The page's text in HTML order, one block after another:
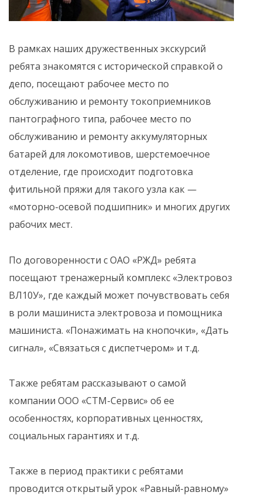
В рамках наших дружественных экскурсий
ребята знакомятся с исторической справкой о
депо, посещают рабочее место по
обслуживанию и ремонту токоприемников
пантографного типа, рабочее место по
обслуживанию и ремонту аккумуляторных
батарей для локомотивов, шерстемоечное
отделение, где происходит подготовка
фитильной пряжи для такого узла как —
«моторно-осевой подшипник» и многих других
рабочих мест.
По договоренности с ОАО «РЖД» ребята
посещают тренажерный комплекс «Электровоз
ВЛ10У», где каждый может почувствовать себя
в роли машиниста электровоза и помощника
машиниста. «Понажимать на кнопочки», «Дать
сигнал», «Связаться с диспетчером» и т.д.
Также ребятам рассказывают о самой
компании ООО «СТМ-Сервис» об ее
особенностях, корпоративных ценностях,
социальных гарантиях и т.д.
Также в период практики с ребятами
проводится открытый урок «Равный-равному»